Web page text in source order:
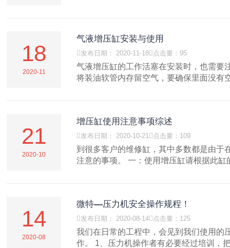
18
2020-11
气液增压缸安装与使用
发布日期： 2020-11-18 点击量：95
气液增压缸的工作活塞在安装时，也需要
将装油软管内存留空气，要确保里面没有
21
2020-10
增压缸使用注意事项综述
发布日期： 2020-10-21 点击量：109
到很多客户的维修缸，其中多数都是由于
注意的事项。 一：使用增压缸请根据此缸
14
2020-08
微特—压力机安全操作规程！
发布日期： 2020-08-14 点击量：125
我们在日常的工程中，会见到我们使用的
作。 1、压力机操作者有必要经过培训，